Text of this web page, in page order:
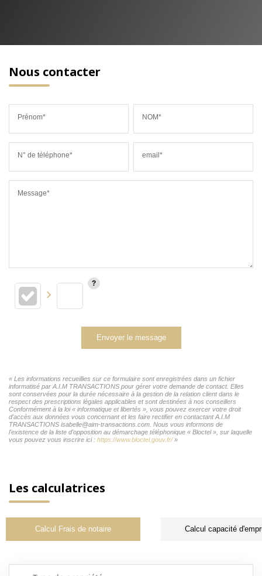
Nous contacter
Prénom* NOM*
N° de téléphone* email*
Message*
Envoyer le message
« Les informations recueillies sur ce formulaire sont enregistrées dans un fichier
informatisé par A.I.M TRANSACTIONS pour gérer votre demande de contact. Elles
sont conservées pour la durée nécessaire à la gestion de la relation client dans le
respect des prescriptions légales applicables et sont destinées à nos conseillers
Conformément à la loi « informatique et libertés », vous pouvez exercer votre droit
d'accès aux données vous concernant et les faire rectifier en contactant A.I.M
TRANSACTIONS isabelle@aim-transactions.com. Nous vous informons de
l'existence de la liste d'opposition au démarchage téléphonique « Bloctel », sur laquelle
vous pouvez vous inscrire ici : https://www.bloctel.gouv.fr/»
Les calculatrices
Calcul Frais de notaire Calcul capacité